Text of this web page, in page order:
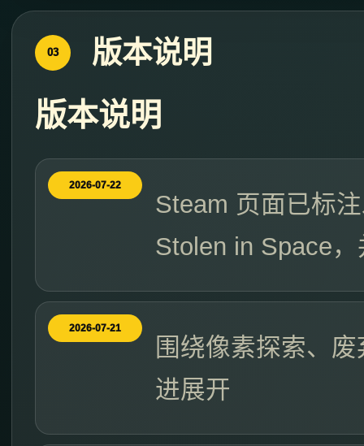
03 版本说明
版本说明
2026-07-22
Steam 页面已标
Stolen in Space
2026-07-21
围绕像素探索、
进展开